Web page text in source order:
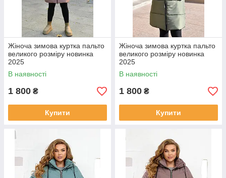
Жіноча зимова куртка пальто
великого розміру новинка
2025
В наявності
1 800 ₴
Купити
Жіноча зимова куртка пальто
великого розміру новинка
2025
В наявності
1 800 ₴
Купити